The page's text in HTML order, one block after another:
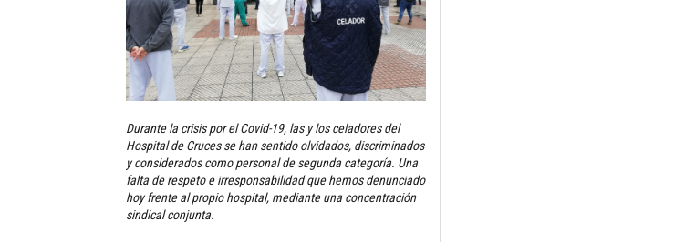
Durante la crisis por el Covid-19, las y los celadores del
Hospital de Cruces se han sentido olvidados, discriminados
y considerados como personal de segunda categoría. Una
falta de respeto e irresponsabilidad que hemos denunciado
hoy frente al propio hospital, mediante una concentración
sindical conjunta.